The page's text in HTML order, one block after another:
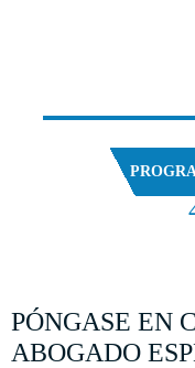
PÓNGASE EN
ABOGADO